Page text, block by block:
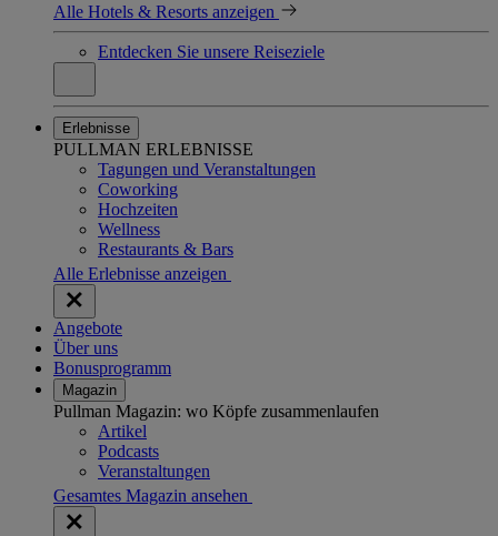
Alle Hotels & Resorts anzeigen
Entdecken Sie unsere Reiseziele
Erlebnisse
PULLMAN ERLEBNISSE
Tagungen und Veranstaltungen
Coworking
Hochzeiten
Wellness
Restaurants & Bars
Alle Erlebnisse anzeigen
Angebote
Über uns
Bonusprogramm
Magazin
Pullman Magazin: wo Köpfe zusammenlaufen
Artikel
Podcasts
Veranstaltungen
Gesamtes Magazin ansehen